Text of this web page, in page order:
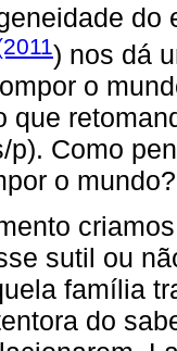
) nos dá
o
que
p). Como
o mundo?
sutil ou
família
do